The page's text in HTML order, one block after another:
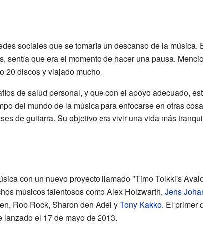
sociales que se tomaría un descanso de la música.
sentía que era el momento de hacer una pausa.
20 discos y viajado mucho.
de salud personal, y que con el apoyo adecuado,
del mundo de la música para enfocarse en otras
de guitarra. Su objetivo era vivir una vida más
con un nuevo proyecto llamado "Timo Tolkki's
músicos talentosos como Alex Holzwarth, Jens
Rob Rock, Sharon den Adel yTony Kakko. El primer
el 17 de mayo de 2013.